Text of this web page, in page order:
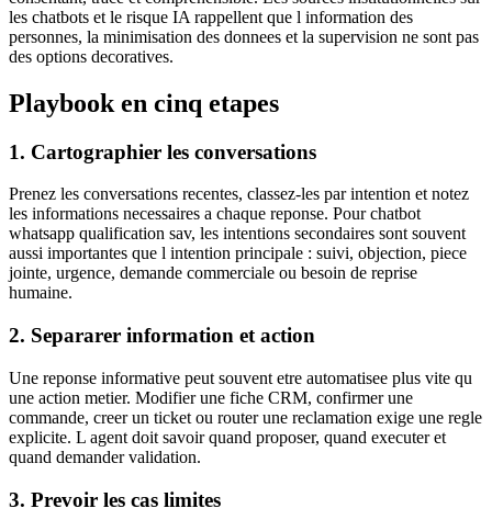
les chatbots et le risque IA rappellent que l information des
personnes, la minimisation des donnees et la supervision ne sont pas
des options decoratives.
Playbook en cinq etapes
1. Cartographier les conversations
Prenez les conversations recentes, classez-les par intention et notez
les informations necessaires a chaque reponse. Pour chatbot
whatsapp qualification sav, les intentions secondaires sont souvent
aussi importantes que l intention principale : suivi, objection, piece
jointe, urgence, demande commerciale ou besoin de reprise
humaine.
2. Separarer information et action
Une reponse informative peut souvent etre automatisee plus vite qu
une action metier. Modifier une fiche CRM, confirmer une
commande, creer un ticket ou router une reclamation exige une regle
explicite. L agent doit savoir quand proposer, quand executer et
quand demander validation.
3. Prevoir les cas limites